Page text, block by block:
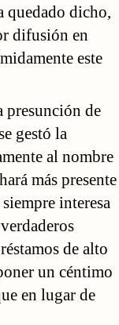
quedado dicho,
difusión en
este
presunción de
gestó la
al nombre
más presente
interesa
de alto
un céntimo
en lugar de